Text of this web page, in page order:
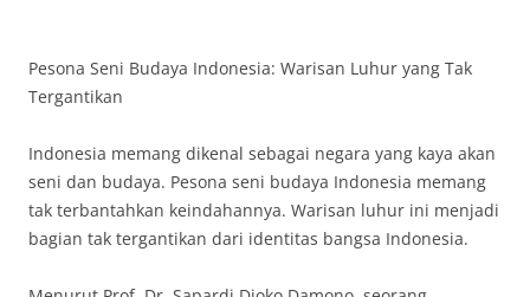
Pesona Seni Budaya Indonesia: Warisan Luhur yang Tak
Tergantikan
Indonesia memang dikenal sebagai negara yang kaya akan
seni dan budaya. Pesona seni budaya Indonesia memang
tak terbantahkan keindahannya. Warisan luhur ini menjadi
bagian tak tergantikan dari identitas bangsa Indonesia.